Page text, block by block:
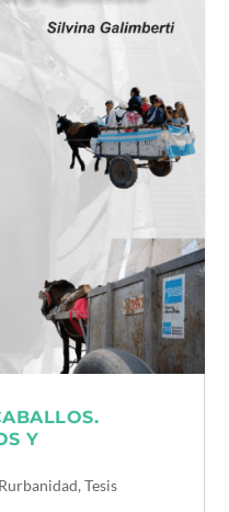
Y
Rurbanidad,Tesis